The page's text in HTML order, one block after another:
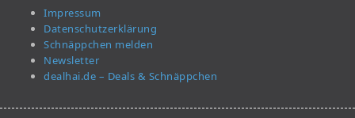
Impressum
Datenschutzerklärung
Schnäppchen melden
Newsletter
dealhai.de – Deals & Schnäppchen